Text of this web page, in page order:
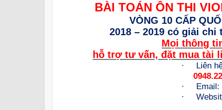
BÀI TOÁN ÔN THI
VÒNG 10 CẤP
2018 – 2019 có giải chi
Mọi thông
hỗ trợ tư vấn, đặt mua tài
·
Liên
·
Email:
·